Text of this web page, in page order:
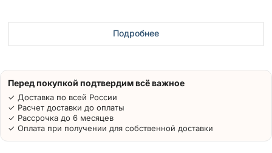
Подробнее
Перед покупкой подтвердим всё важное
✓ Доставка по всей России
✓ Расчет доставки до оплаты
✓ Рассрочка до 6 месяцев
✓ Оплата при получении для собственной доставки